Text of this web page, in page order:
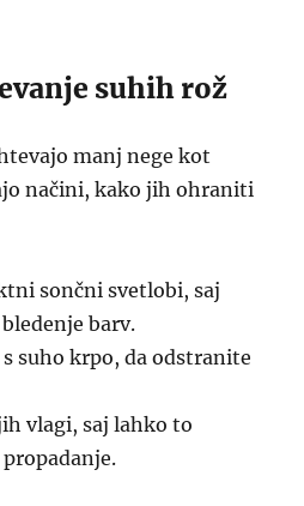
suhih rož
manj nege kot
načini, kako jih ohraniti
sončni svetlobi, saj
barv.
suho krpo, da odstranite
vlagi, saj lahko to